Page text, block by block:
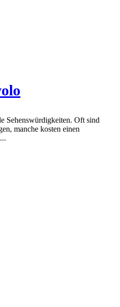
Sehenswürdigkeiten. Oft sind
manche kosten einen